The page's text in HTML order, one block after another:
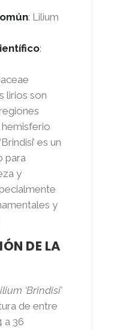
: Lilium
:
lirios son
es un
para
y
y
DE LA
‘Brindisi’
de entre
a 36